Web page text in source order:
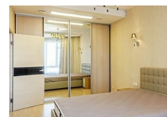
Подробнее
Капитальный
от 4000 руб./м
Все что в косметическом
+